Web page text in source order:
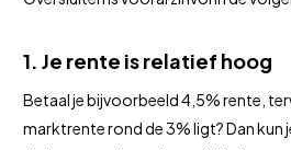
1. Je rente is relatief hoog
Betaal je bijvoorbeeld 4,5% rente,
marktrente rond de 3% ligt? Dan kun